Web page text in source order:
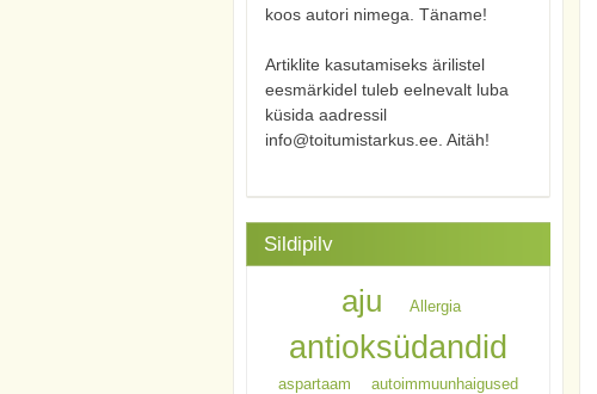
koos autori nimega. Täname!
Artiklite kasutamiseks ärilistel
eesmärkidel tuleb eelnevalt luba
küsida aadressil
info@toitumistarkus.ee. Aitäh!
Sildipilv
aju Allergia
antioksüdandid
aspartaam autoimmuunhaigused